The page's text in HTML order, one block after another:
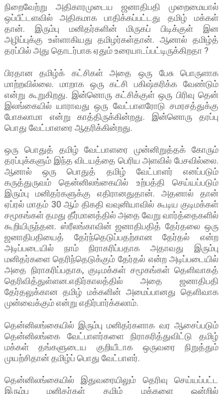
நிறைவேற்று அதிகாரமுடைய ஜனாதிபதி முறைமையால்
ஒப்பீட்டளவில் அதிகமாக பாதிக்கப்பட்டது தமிழ் மக்கள்
தான். இரும்பு மனிதர்களின் மிருகப் பிடிக்குள் இன
அழிப்புக்கு உள்ளாகியது தமிழர்கள்தான். ஆனால் தமிழ்த்
தரப்பில் அது தொடர்பாக ஏதும் உரையாடப்பட்டிருக்கிறதா ?
பிரதான தமிழ்க் கட்சிகள் அதை ஒரு பேசு பொருளாக
மாற்றவில்லை. மாறாக ஒரு கட்சி பகிஷ்கரிக்க வேண்டும்
என்று கூறுகிறது. இன்னொரு கட்சிக்குள் ஒரு பிரிவு தென்
இலங்கையில் யாராவது ஒரு வேட்பாளரோடு சமரசத்துக்கு
போகலாமா என்று காத்திருக்கின்றது. இன்னொரு தரப்பு
பொது வேட்பாளரை ஆதரிக்கின்றது.
ஒரு பொதுத் தமிழ் வேட்பாளரை முன்னிறுத்தக் கோரும்
தரப்புக்களும் இந்த விடயத்தை பெரிய அளவில் பேசவில்லை.
ஆனால் ஒரு பொதுத் தமிழ் வேட்பாளர் எனப்படும்
கருத்துருவம் தென்னிலங்கையில் உற்பத்தி செய்யப்படும்
இரும்பு மனிதர்களுக்கு எதிரானதுதான். அதனால் தான்
ஏப்ரல் மாதம் 30 ஆம் திகதி வவுனியாவில் கூடிய குடிமக்கள்
சமூகங்கள் தமது தீர்மானத்தில் அதை வேறு வார்த்தைகளில்
கூறியிருந்தன. ஸ்ரீலங்காவின் ஜனாதிபதித் தேர்தலை ஒரு
ஜனாதிபதியைத் தேர்ந்தெடுப்பதற்கான தேர்தல் என்ற
அடிப்படையில் நாம் நிராகரிப்பதாக அதாவது இரும்பு
மனிதர்களை தெரிந்தெடுக்கும் தேர்தல் என்ற அடிப்படையில்
அதை நிராகரிப்பதாக, குடிமக்கள் சமூகங்கள் தெளிவாகத்
தெரிவித்துள்ளன.எதிர்காலத்தில் அதை ஜனாதிபதி
தேர்தலுக்கான தமிழ் மக்களின் அமைப்பானது தெளிவாக
முன்வைக்கும் என்று எதிர்பார்க்கலாம்.
தென்னிலங்கையில் இரும்பு மனிதர்களாக வர ஆசைப்படும்
தென்னிலங்கை வேட்பாளர்களை நிராகரித்துவிட்டு தமிழ்
மக்கள் தங்களுடைய குறியீடாக ஒருவரை நிறுத்தும்
முயற்சிதான் தமிழ்ப் பொது வேட்பாளர்.
தென்னிலங்கையில் இதுவரையிலும் தெரிவு செய்யப்பட்ட
இரும்பு மனிதர்கள் தமிழ் மக்களை ஒன்றில்